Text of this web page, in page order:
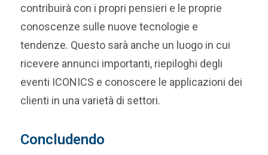
contribuirà con i propri pensieri e le proprie
conoscenze sulle nuove tecnologie e
tendenze. Questo sarà anche un luogo in cui
ricevere annunci importanti, riepiloghi degli
eventi ICONICS e conoscere le applicazioni dei
clienti in una varietà di settori.
Concludendo